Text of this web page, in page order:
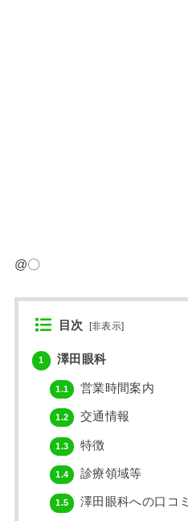
@〇
目次 [非表示]
1 澤田眼科
1.1 営業時間案内
1.2 交通情報
1.3 特徴
1.4 診療領域等
1.5 澤田眼科への口コミ